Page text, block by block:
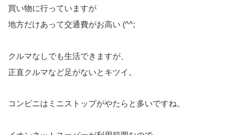
買い物に行っていますが
地方だけあって交通費がお高い (^^;
クルマなしでも生活できますが、
正直クルマなど足がないとキツイ。
コンビニはミニストップがやたらと多いですね。